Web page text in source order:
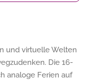
und virtuelle Welten
Die 16-
analoge Ferien auf